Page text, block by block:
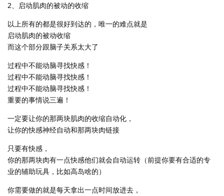
2、启动肌肉的被动的收缩
以上所有的都是很好到达的，唯一的难点就是
启动肌肉的被动收缩
而这个部分跟脑子关系太大了
过程中不能动脑寻找快感！
过程中不能动脑寻找快感！
过程中不能动脑寻找快感！
重要的事情说三遍！
一定要让你的那两块肌肉的收缩自动化，
让你的快感神经自动和那两块肉链接
只要有快感，
你的那两块肉有一点快感他们就会自动运转（前提你要有合适的专
业的辅助玩具，比如高岛啥的）
你需要做的就是每天拿出一点时间放进去，